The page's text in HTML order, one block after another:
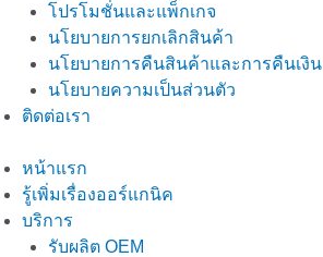
โปรโมชั่นและแพ็กเกจ
นโยบายการยกเลิกสินค้า
นโยบายการคืนสินค้าและการคืนเงิน
นโยบายความเป็นส่วนตัว
ติดต่อเรา
หน้าแรก
รู้เพิ่มเรื่องออร์แกนิค
บริการ
รับผลิต OEM